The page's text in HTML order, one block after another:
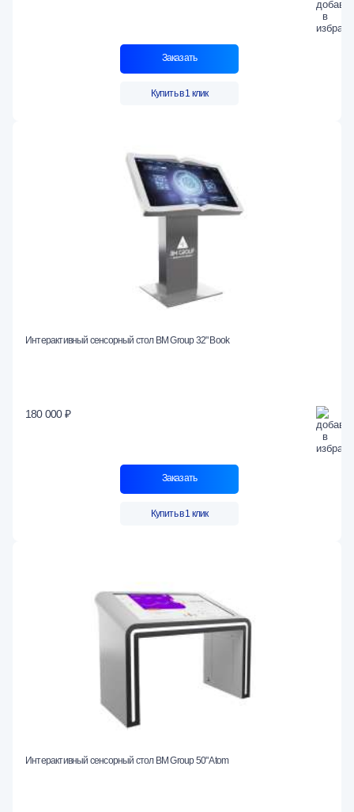
Заказать
Купить в 1 клик
Интерактивный сенсорный стол BM Group 32" Book
180 000 ₽
Заказать
Купить в 1 клик
Интерактивный сенсорный стол BM Group 50" Atom